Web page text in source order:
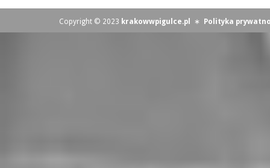
Copyright © 2023 krakowwpigulce.pl ∗ Polityka